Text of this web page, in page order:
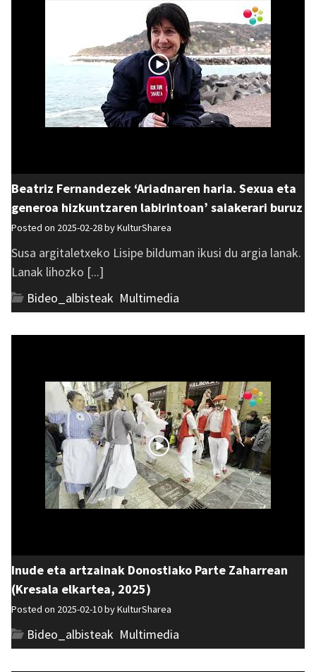
Beatriz Fernandezek ‘Ariadnaren haria. Sexua eta
generoa hizkuntzaren labirintoan’ saiakerari buruz
Posted on 2025-02-28 byKulturSharea
Susa argitaletxeko Lisipe bilduman ikusi du argia lanak.
Lanak lihozko [...]
Bideo_albisteak Multimedia
Inude eta artzainak Donostiako Parte Zaharrean
(Kresala elkartea, 2025)
Posted on 2025-02-10 byKulturSharea
Bideo_albisteak Multimedia